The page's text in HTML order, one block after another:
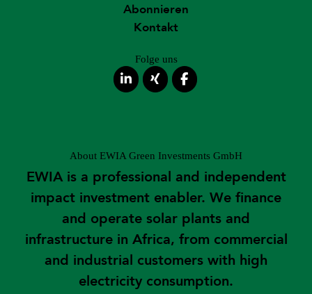
Abonnieren
Kontakt
Folge uns
About EWIA Green Investments GmbH
EWIA is a professional and independent
impact investment enabler. We finance
and operate solar plants and
infrastructure in Africa, from commercial
and industrial customers with high
electricity consumption.